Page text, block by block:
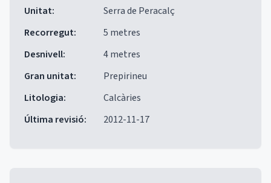
Unitat:
Serra de Peracalç
Recorregut:
5 metres
Desnivell:
4 metres
Gran unitat:
Prepirineu
Litologia:
Calcàries
Última revisió: 2012-11-17